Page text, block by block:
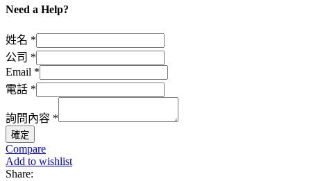
Need a Help?
姓名 *
公司 *
Email *
詢
內
容
公
司
電話 *
詢問內容 *
確定
Compare
Add to wishlist
Share: